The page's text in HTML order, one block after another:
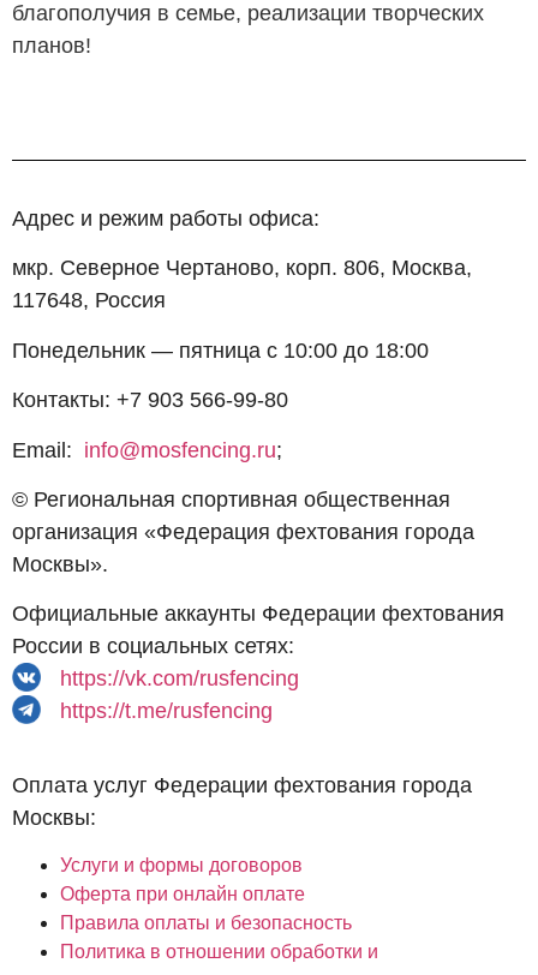
благополучия в семье, реализации творческих
планов!
Адрес и режим работы офиса:
мкр. Северное Чертаново, корп. 806, Москва,
117648, Россия
Понедельник — пятница с 10:00 до 18:00
Контакты: +7 903 566-99-80
Email: info@mosfencing.ru;
© Региональная спортивная общественная
организация «Федерация фехтования города
Москвы».
Официальные аккаунты Федерации фехтования
России в социальных сетях:
https://vk.com/rusfencing
https://t.me/rusfencing
Оплата услуг Федерации фехтования города
Москвы:
Услуги и формы договоров
Оферта при онлайн оплате
Правила оплаты и безопасность
Политика в отношении обработки и